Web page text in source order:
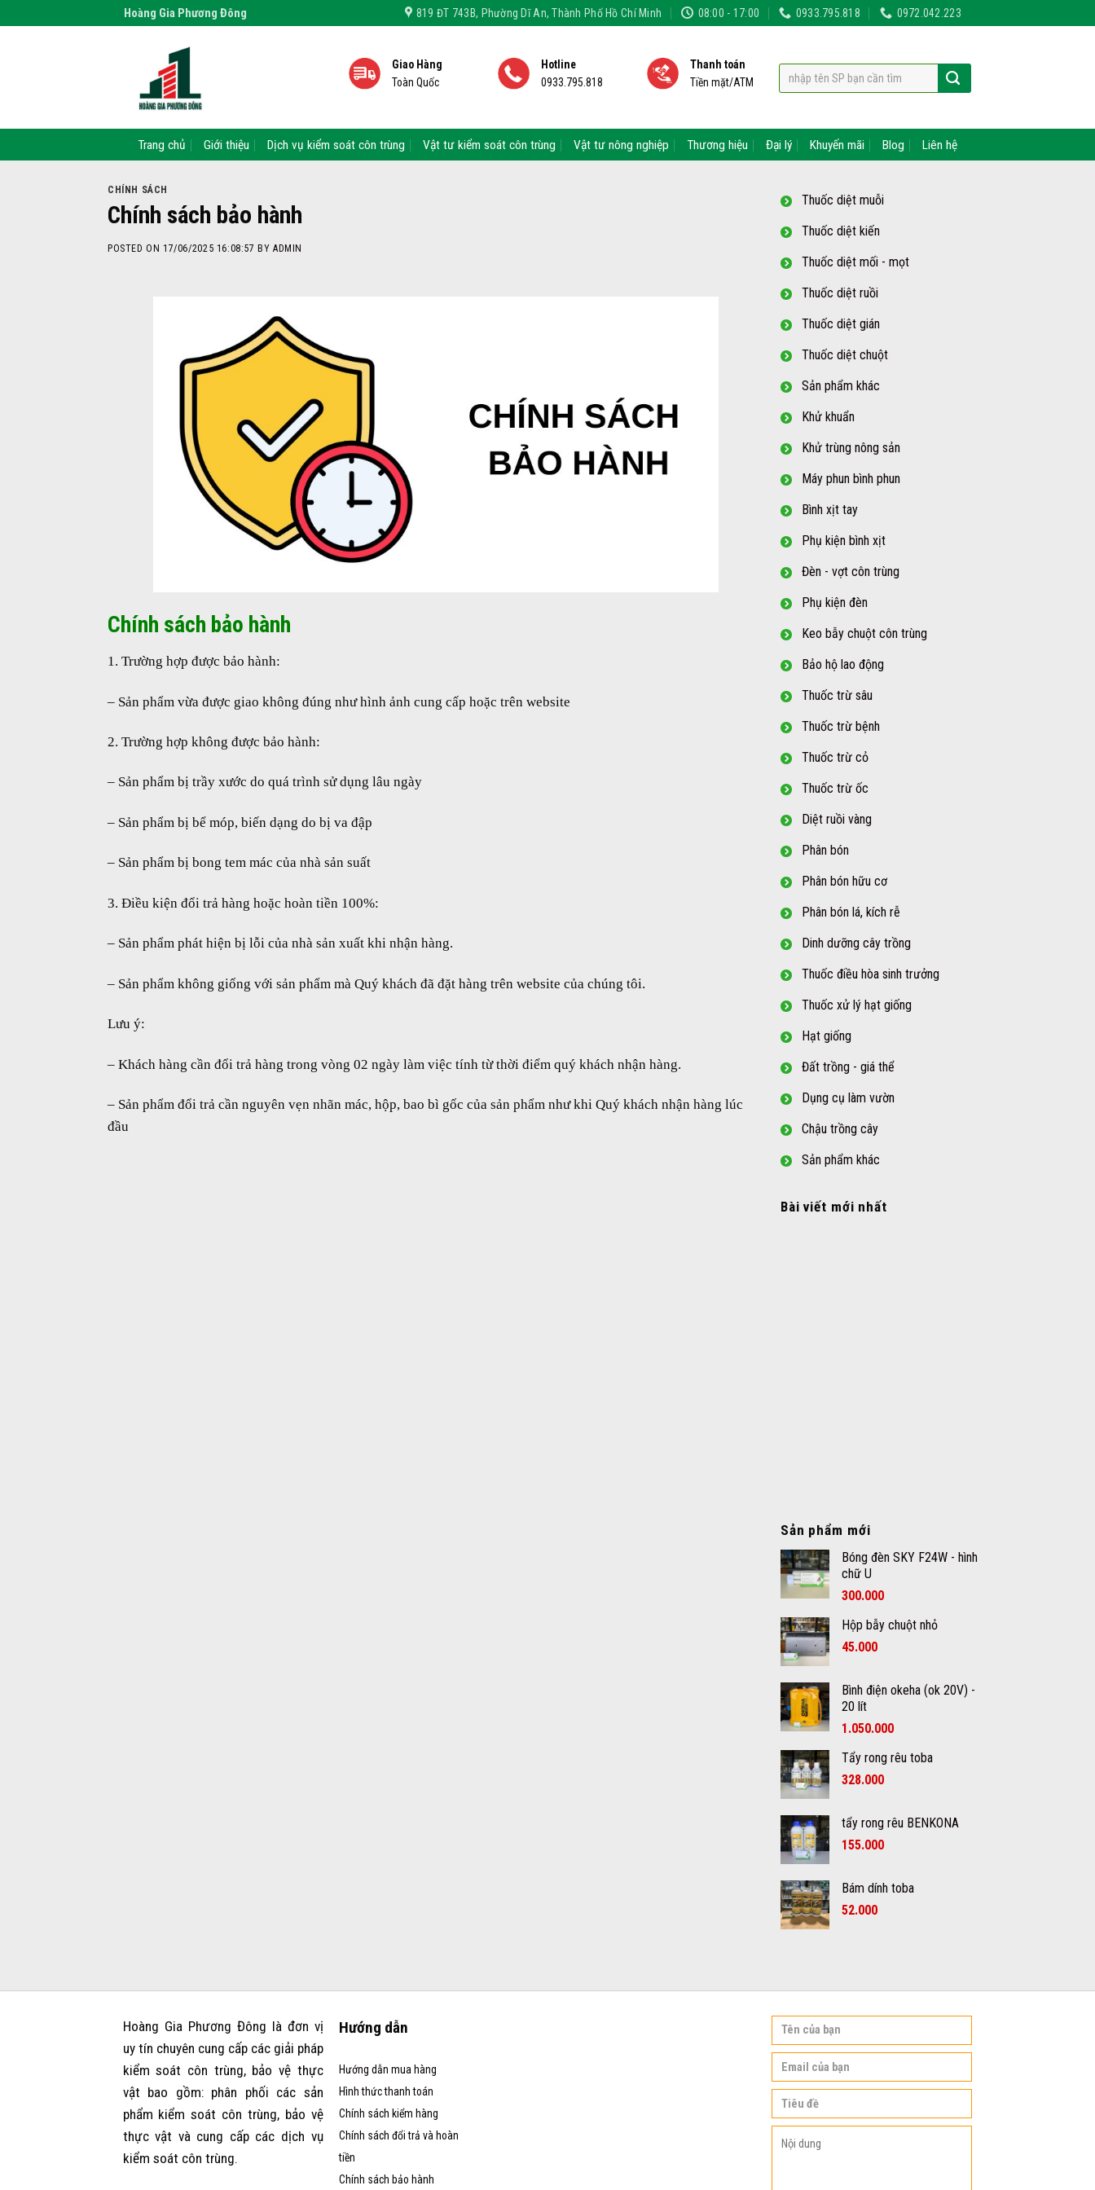
Hoàng Gia Phương Đông 819 ĐT 743B, Phường Dĩ An, Thành Phố Hồ Chí Minh 08:00 - 17:00 0933.795.818 0972.042.223
Giao Hàng
Toàn Quốc
Hotline
0933.795.818
Thanh toán
Tiền mặt/ATM
Trang chủ Giới thiệu Dịch vụ kiểm soát côn trùng Vật tư kiểm soát côn trùng Vật tư nông nghiệp Thương hiệu Đại lý Khuyến mãi Blog Liên hệ
CHÍNH SÁCH
Chính sách bảo hành
POSTED ON 17/06/2025 16:08:57BY ADMIN
Chính sách bảo hành
1. Trường hợp được bảo hành:
– Sản phẩm vừa được giao không đúng như hình ảnh cung cấp hoặc trên website
2. Trường hợp không được bảo hành:
– Sản phẩm bị trầy xước do quá trình sử dụng lâu ngày
– Sản phẩm bị bể móp, biến dạng do bị va đập
– Sản phẩm bị bong tem mác của nhà sản suất
3. Điều kiện đổi trả hàng hoặc hoàn tiền 100%:
– Sản phẩm phát hiện bị lỗi của nhà sản xuất khi nhận hàng.
– Sản phẩm không giống với sản phẩm mà Quý khách đã đặt hàng trên website của chúng tôi.
Lưu ý:
– Khách hàng cần đổi trả hàng trong vòng 02 ngày làm việc tính từ thời điểm quý khách nhận hàng.
– Sản phẩm đổi trả cần nguyên vẹn nhãn mác, hộp, bao bì gốc của sản phẩm như khi Quý khách nhận hàng lúc
đầu
Thuốc diệt muỗi
Thuốc diệt kiến
Thuốc diệt mối - mọt
Thuốc diệt ruồi
Thuốc diệt gián
Thuốc diệt chuột
Sản phẩm khác
Khử khuẩn
Khử trùng nông sản
Máy phun bình phun
Bình xịt tay
Phụ kiện bình xịt
Đèn - vợt côn trùng
Phụ kiện đèn
Keo bẫy chuột côn trùng
Bảo hộ lao động
Thuốc trừ sâu
Thuốc trừ bệnh
Thuốc trừ cỏ
Thuốc trừ ốc
Diệt ruồi vàng
Phân bón
Phân bón hữu cơ
Phân bón lá, kích rễ
Dinh dưỡng cây trồng
Thuốc điều hòa sinh trưởng
Thuốc xử lý hạt giống
Hạt giống
Đất trồng - giá thể
Dụng cụ làm vườn
Chậu trồng cây
Sản phẩm khác
Bài viết mới nhất
Sản phẩm mới
Bóng đèn SKY F24W - hình
chữ U
300.000
Hộp bẫy chuột nhỏ
45.000
Bình điện okeha (ok 20V) -
20 lít
1.050.000
Tẩy rong rêu toba
328.000
tẩy rong rêu BENKONA
155.000
Bám dính toba
52.000
Hoàng Gia Phương Đông là đơn vị
uy tín chuyên cung cấp các giải pháp
kiểm soát côn trùng, bảo vệ thực
vật bao gồm: phân phối các sản
phẩm kiểm soát côn trùng, bảo vệ
thực vật và cung cấp các dịch vụ
kiểm soát côn trùng.
Hướng dẫn
Hướng dẫn mua hàng
Hình thức thanh toán
Chính sách kiểm hàng
Chính sách đổi trả và hoàn
tiền
Chính sách bảo hành